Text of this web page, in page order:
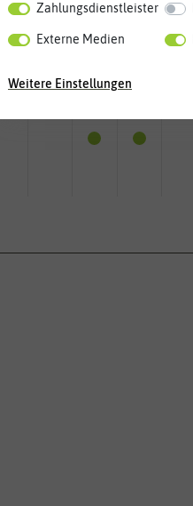
Mär. Apr. Mai Jun.
Zahlungsdienstleister
Externe Medien
Weitere Einstellungen